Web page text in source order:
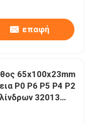
επαφή
65x100x23mm
P0 P6 P5 P4 P2
32013